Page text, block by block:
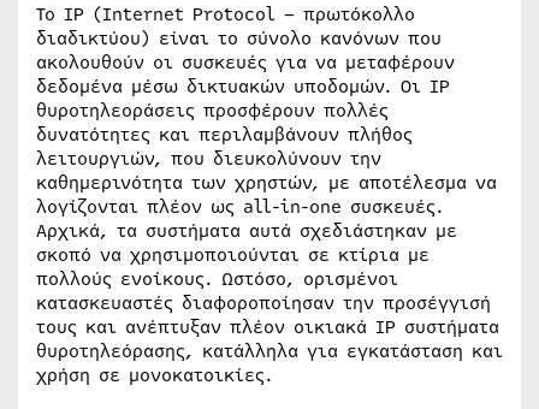
Το IP (Internet Protocol – πρωτόκολλο
διαδικτύου) είναι το σύνολο κανόνων που
ακολουθούν οι συσκευές για να μεταφέρουν
δεδομένα μέσω δικτυακών υποδομών. Οι IP
θυροτηλεοράσεις προσφέρουν πολλές
δυνατότητες και περιλαμβάνουν πλήθος
λειτουργιών, που διευκολύνουν την
καθημερινότητα των χρηστών, με αποτέλεσμα να
λογίζονται πλέον ως all-in-one συσκευές.
Αρχικά, τα συστήματα αυτά σχεδιάστηκαν με
σκοπό να χρησιμοποιούνται σε κτίρια με
πολλούς ενοίκους. Ωστόσο, ορισμένοι
κατασκευαστές διαφοροποίησαν την προσέγγισή
τους και ανέπτυξαν πλέον οικιακά IP συστήματα
θυροτηλεόρασης, κατάλληλα για εγκατάσταση και
χρήση σε μονοκατοικίες.